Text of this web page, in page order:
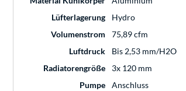
Lüfterlagerung
Hydro
Volumenstrom
75,89 cfm
Luftdruck
Bis 2,53 mm/H2O
Radiatorengröße
3x 120 mm
Pumpe
Anschluss